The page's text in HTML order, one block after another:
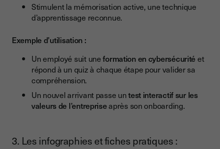
Stimulent la mémorisation active, une technique
d’apprentissage reconnue.
Exemple d’utilisation :
Un employé suit uneformation en cybersécuritéet
répond à un quiz à chaque étape pour valider sa
compréhension.
Un nouvel arrivant passe untest interactif sur les
valeurs de l’entrepriseaprès son onboarding.
3. Les infographies et fiches pratiques :